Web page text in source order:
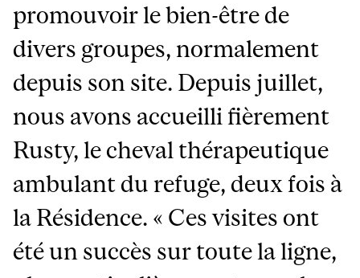
promouvoir le bien-être de
divers groupes, normalement
depuis son site. Depuis juillet,
nous avons accueilli fièrement
Rusty, le cheval thérapeutique
ambulant du refuge, deux fois à
la Résidence. « Ces visites ont
été un succès sur toute la ligne,